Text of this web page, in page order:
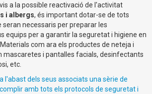
a la possible reactivació de l'activitat
i albergs, és important dotar-se de tots
necessaris per preparar les
equips per a garantir la seguretat i higiene en
com ara els productes de neteja i
mascaretes i pantalles facials, desinfectants
etc.
l'abast dels seus associats una sèrie de
amb tots els protocols de seguretat i